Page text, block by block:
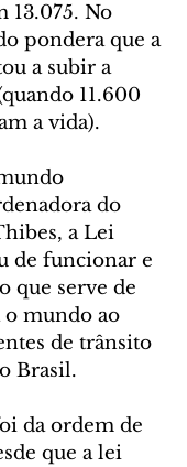
13.075. No
pondera que a
a subir a
11.600
a vida).
do
a Lei
de funcionar e
que serve de
mundo ao
de trânsito
Brasil.
da ordem de
que a lei